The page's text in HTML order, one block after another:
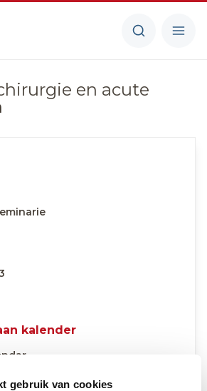
gebruik van cookies
en acute
kalender